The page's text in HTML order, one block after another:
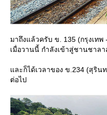
มาถึงแล้วครับ ข. 135 (กรุงเท
เมื่อวานนี้ กำลังเข้าสู่ชานชาล
ละก็ได้เวลาของ ข.234 (สุรินท
ต่อไป